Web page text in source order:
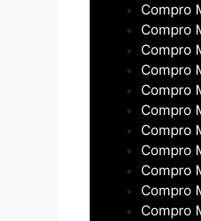
Compro
Compro
Compro
Compro
Compro
Compro
Compro
Compro
Compro
Compro
Compro